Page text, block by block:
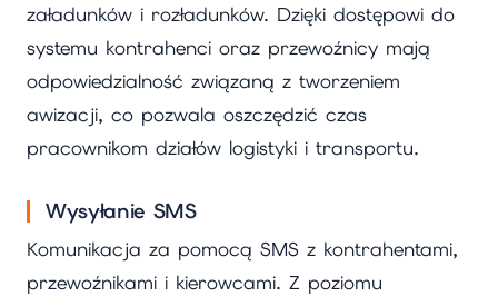
załadunków i rozładunków. Dzięki dostępowi do
systemu kontrahenci oraz przewoźnicy mają
odpowiedzialność związaną z tworzeniem
awizacji, co pozwala oszczędzić czas
pracownikom działów logistyki i transportu.
Wysyłanie SMS
Komunikacja za pomocą SMS z kontrahentami,
przewoźnikami i kierowcami. Z poziomu